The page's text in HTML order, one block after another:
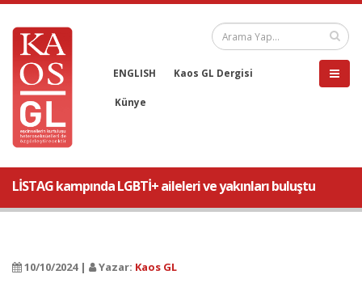
ENGLISH Kaos GL Dergisi
Künye
LİSTAG kampında LGBTİ+ aileleri ve yakınları buluştu
10/10/2024 | Yazar: Kaos GL